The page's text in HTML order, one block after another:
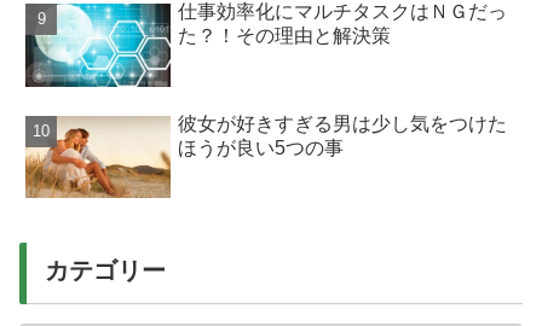
仕事効率化にマルチタスクはＮＧだっ
た？！その理由と解決策
彼女が好きすぎる男は少し気をつけた
ほうが良い5つの事
カテゴリー